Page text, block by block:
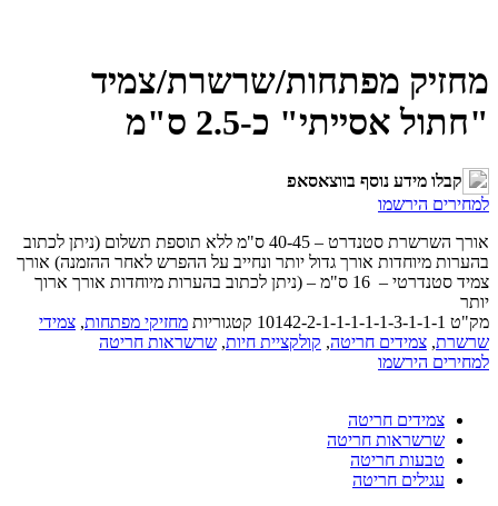
מחזיק מפתחות/שרשרת/צמיד
"חתול אסייתי" כ-2.5 ס"מ
קבלו מידע נוסף בווצאסאפ
למחירים הירשמו
אורך השרשרת סטנדרט – 40-45 ס"מ ללא תוספת תשלום (ניתן לכתוב
בהערות מיוחדות אורך גדול יותר ונחייב על ההפרש לאחר ההזמנה) אורך
צמיד סטנדרטי – 16 ס"מ – (ניתן לכתוב בהערות מיוחדות אורך ארוך
יותר
מק"ט 10142-2-1-1-1-1-1-3-1-1-1 קטגוריות מחזיקי מפתחות, צמידי
שרשרת, צמידים חריטה, קולקציית חיות, שרשראות חריטה
למחירים הירשמו
צמידים חריטה
שרשראות חריטה
טבעות חריטה
עגילים חריטה